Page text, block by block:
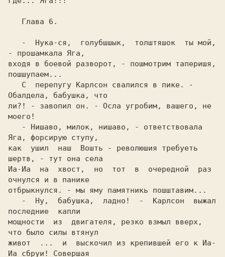
- прошамкала Яга,
входя в боевой разворот, - пошмотрим таперишя,
пошшупаем...
Обалдела, бабушка, что
ли?! - завопил он. - Осла угробим, вашего, не
моего!
Яга, форсирую ступу,
как  ушил  наш  Вошть - революшия требуеть
шертв, - тут она села
Иа-Иа  на  хвост,  но  тот  в  очередной  раз
очнулся и в панике
отбрыкнулся. - мы яму памятникь пошштавим...
последние  капли
мощности  из  двигателя, резко взмыл вверх,
что было силы втянул
живот  ...  и  выскочил из крепившей его к Иа-
Иа сбруи! Совершая